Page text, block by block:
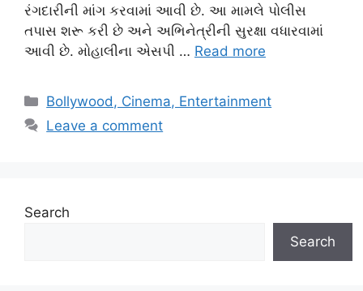
રંગદારીની માંગ કરવામાં આવી છે. આ મામલે પોલીસ
તપાસ શરૂ કરી છે અને અભિનેત્રીની સુરક્ષા વધારવામાં
આવી છે. મોહાલીના એસપી … Read more
Categories
Bollywood, Cinema, Entertainment
Leave a comment
Search
Search